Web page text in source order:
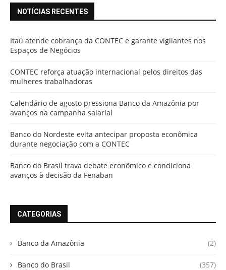
NOTÍCIAS RECENTES
Itaú atende cobrança da CONTEC e garante vigilantes nos
Espaços de Negócios
CONTEC reforça atuação internacional pelos direitos das
mulheres trabalhadoras
Calendário de agosto pressiona Banco da Amazônia por
avanços na campanha salarial
Banco do Nordeste evita antecipar proposta econômica
durante negociação com a CONTEC
Banco do Brasil trava debate econômico e condiciona
avanços à decisão da Fenaban
CATEGORIAS
Banco da Amazônia (2)
Banco do Brasil (357)